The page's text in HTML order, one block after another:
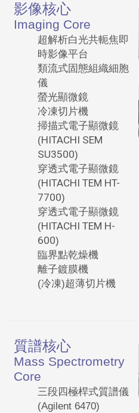
影像核心
Imaging Core
超解析白光共軛焦即
時影像平台
類流式固態組織細胞
儀
螢光顯微鏡
冷凍切片機
掃描式電子顯微鏡
(HITACHI SEM
SU3500)
穿透式電子顯微鏡
(HITACHI TEM HT-
7700)
穿透式電子顯微鏡
(HITACHI TEM H-
600)
臨界點乾燥機
離子鍍膜機
(冷凍)超薄切片機
質譜核心
Mass Spectrometry
Core
三段四極桿式質譜儀
(Agilent 6470)